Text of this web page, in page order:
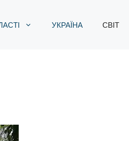
УКРАЇНА СВІТ